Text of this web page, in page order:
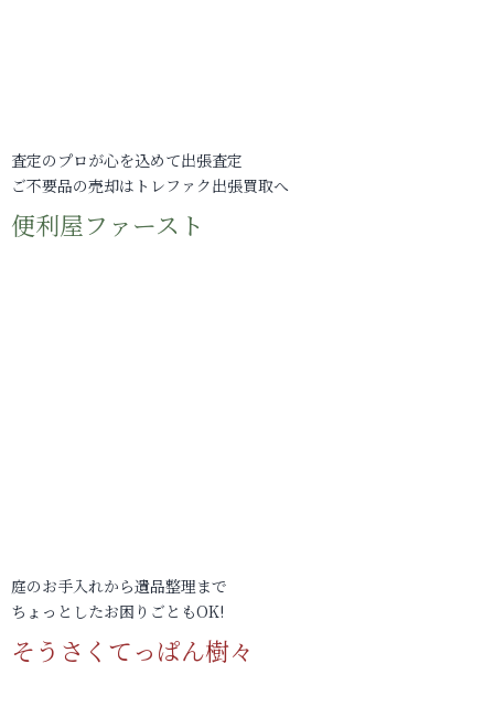
査定のプロが心を込めて出張査定
ご不要品の売却はトレファク出張買取へ
便利屋ファースト
庭のお手入れから遺品整理まで
ちょっとしたお困りごともOK!
そうさくてっぱん樹々